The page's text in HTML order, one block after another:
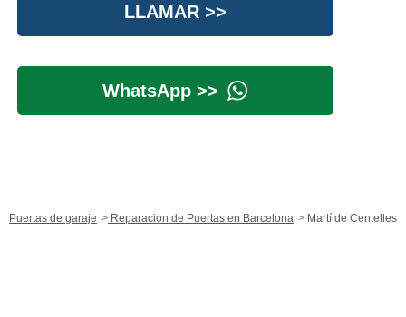
LLAMAR >>
WhatsApp >>
Puertas de garaje Reparacion de Puertas en Barcelona Martí de Centelles